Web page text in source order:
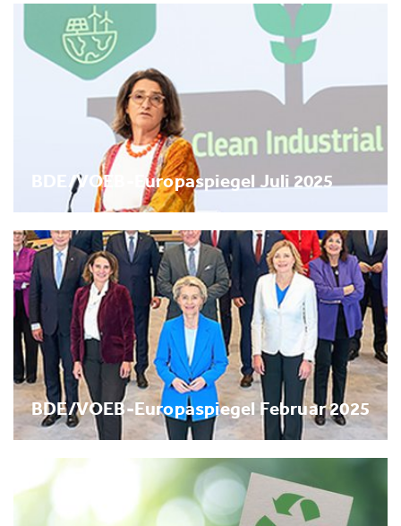
BDE/VOEB-Europaspiegel Juli 2025
BDE/VOEB-Europaspiegel Februar 2025